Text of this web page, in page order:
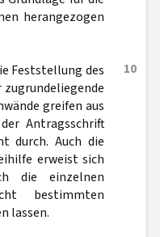
herangezogen
10
Feststellung des
greifen aus
Antragsschrift
durch. Auch die
erweist sich
die einzelnen
bestimmten
lassen.